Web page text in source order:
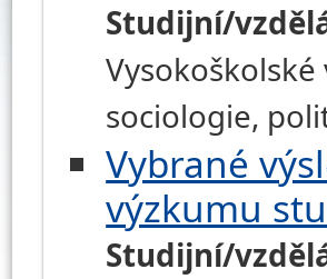
Studijní/
sociologie,
Vybrané
výzkumu
Studijní/